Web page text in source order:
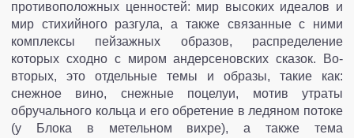
противоположных ценностей: мир высоких идеалов и
мир стихийного разгула, а также связанные с ними
комплексы пейзажных образов, распределение
которых сходно с миром андерсеновских сказок. Во-
вторых, это отдельные темы и образы, такие как:
снежное вино, снежные поцелуи, мотив утраты
обручального кольца и его обретение в ледяном потоке
(у Блока в метельном вихре), а также тема